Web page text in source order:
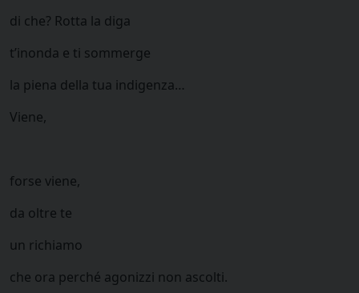
di che? Rotta la diga
t’inonda e ti sommerge
la piena della tua indigenza…
Viene,
forse viene,
da oltre te
un richiamo
che ora perché agonizzi non ascolti.